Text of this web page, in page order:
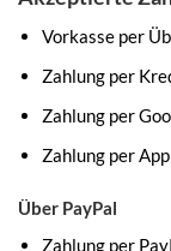
Vorkasse per
Zahlung per
Zahlung per
Zahlung per
Über PayPal
Zahlung per